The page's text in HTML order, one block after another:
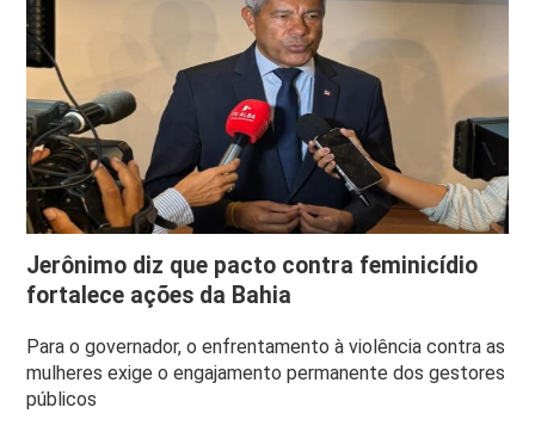
Jerônimo diz que pacto contra feminicídio
fortalece ações da Bahia
Para o governador, o enfrentamento à violência contra as
mulheres exige o engajamento permanente dos gestores
públicos